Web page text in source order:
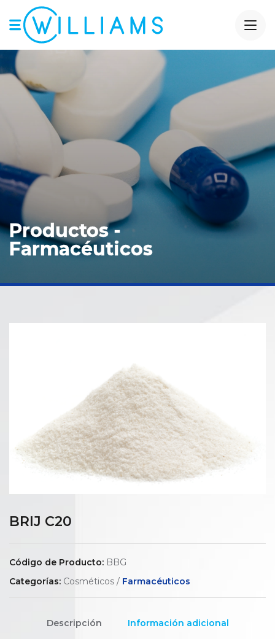
Productos -
Farmacéuticos
BRIJ C20
Código de Producto: BBG
Categorías: Cosméticos / Farmacéuticos
Descripción Información adicional